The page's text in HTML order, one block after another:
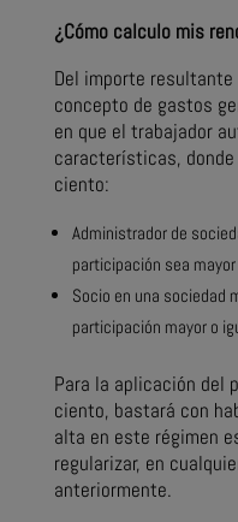
¿Cómo calculo mis
Del importe
concepto de gastos
en que el trabajador
características,
ciento:
Administrador de
participación sea
Socio en una sociedad
participación mayor o
Para la aplicación del
ciento, bastará con
alta en este régimen
regularizar, en
anteriormente.